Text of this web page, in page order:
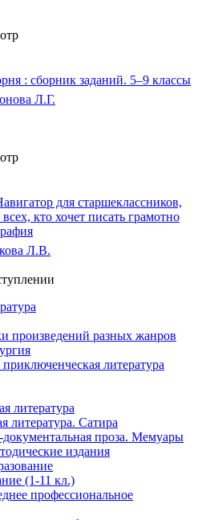
: cборник заданий. 5–9 классы
Л.Г.
для старшеклассников,
кто хочет писать грамотно
Л.В.
произведений разных жанров
литература
литература
литература. Сатира
проза. Мемуары
издания
(1-11 кл.)
профессиональное